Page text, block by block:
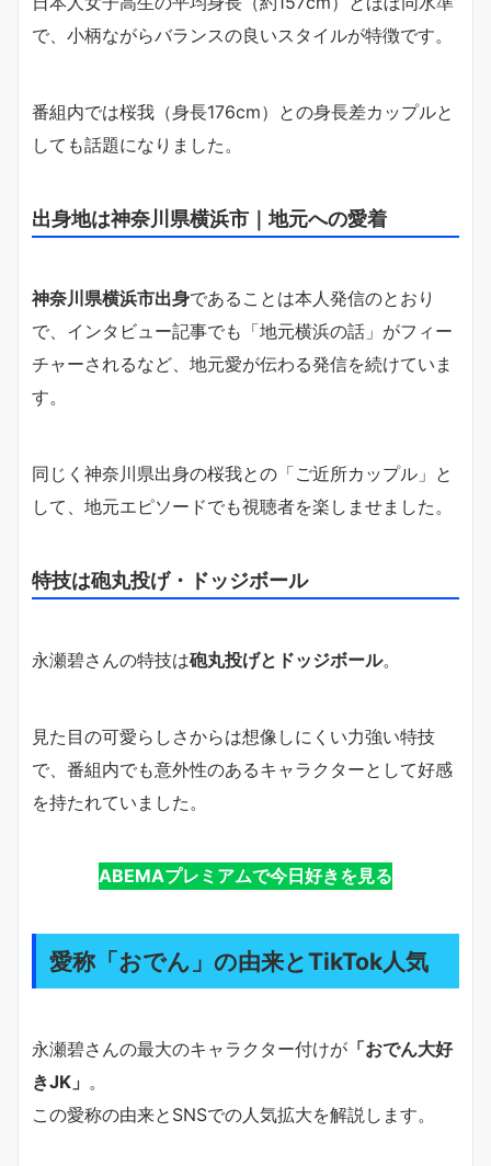
で、小柄ながらバランスの良いスタイルが特徴です。
番組内では桜我（身長176cm）との身長差カップルと
しても話題になりました。
出身地は神奈川県横浜市｜地元への愛着
神奈川県横浜市出身であることは本人発信のとおり
で、インタビュー記事でも「地元横浜の話」がフィー
チャーされるなど、地元愛が伝わる発信を続けていま
す。
同じく神奈川県出身の桜我との「ご近所カップル」と
して、地元エピソードでも視聴者を楽しませました。
特技は砲丸投げ・ドッジボール
永瀬碧さんの特技は砲丸投げとドッジボール。
見た目の可愛らしさからは想像しにくい力強い特技
で、番組内でも意外性のあるキャラクターとして好感
を持たれていました。
ABEMAプレミアムで今日好きを見る
愛称「おでん」の由来とTikTok人気
永瀬碧さんの最大のキャラクター付けが 「おでん大好
きJK」 。
この愛称の由来とSNSでの人気拡大を解説します。